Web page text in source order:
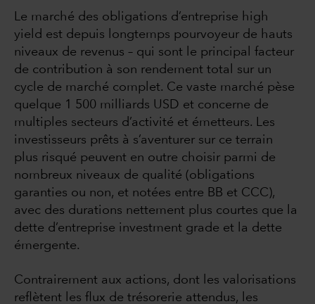
Le marché des obligations d’entreprise high
yield est depuis longtemps pourvoyeur de hauts
niveaux de revenus – qui sont le principal facteur
de contribution à son rendement total sur un
cycle de marché complet. Ce vaste marché pèse
quelque 1 500 milliards USD et concerne de
multiples secteurs d’activité et émetteurs. Les
investisseurs prêts à s’aventurer sur ce terrain
plus risqué peuvent en outre choisir parmi de
nombreux niveaux de qualité (obligations
garanties ou non, et notées entre BB et CCC),
avec des durations nettement plus courtes que la
dette d’entreprise investment grade et la dette
émergente.
Contrairement aux actions, dont les valorisations
reflètent les flux de trésorerie attendus, les